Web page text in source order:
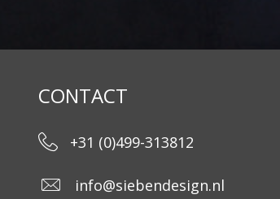
CONTACT
+31 (0)499-313812
info@siebendesign.nl